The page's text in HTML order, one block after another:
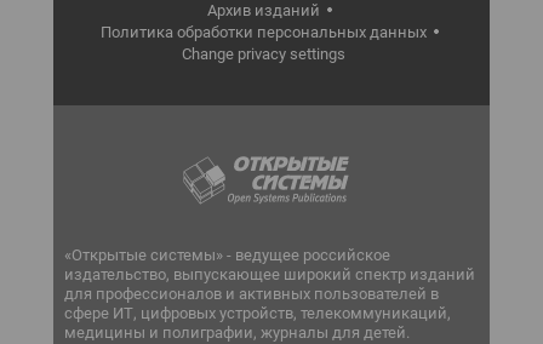
Архив изданий
Политика обработки персональных данных
Change privacy settings
«Открытые системы» - ведущее российское
издательство, выпускающее широкий спектр изданий
для профессионалов и активных пользователей в
сфере ИТ, цифровых устройств, телекоммуникаций,
медицины и полиграфии, журналы для детей.